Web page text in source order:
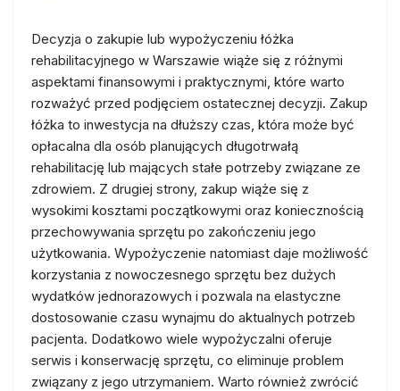
Decyzja o zakupie lub wypożyczeniu łóżka
rehabilitacyjnego w Warszawie wiąże się z różnymi
aspektami finansowymi i praktycznymi, które warto
rozważyć przed podjęciem ostatecznej decyzji. Zakup
łóżka to inwestycja na dłuższy czas, która może być
opłacalna dla osób planujących długotrwałą
rehabilitację lub mających stałe potrzeby związane ze
zdrowiem. Z drugiej strony, zakup wiąże się z
wysokimi kosztami początkowymi oraz koniecznością
przechowywania sprzętu po zakończeniu jego
użytkowania. Wypożyczenie natomiast daje możliwość
korzystania z nowoczesnego sprzętu bez dużych
wydatków jednorazowych i pozwala na elastyczne
dostosowanie czasu wynajmu do aktualnych potrzeb
pacjenta. Dodatkowo wiele wypożyczalni oferuje
serwis i konserwację sprzętu, co eliminuje problem
związany z jego utrzymaniem. Warto również zwrócić